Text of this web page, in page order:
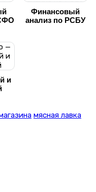
Финансовый
анализ по РСБУ
и
мясная лавка